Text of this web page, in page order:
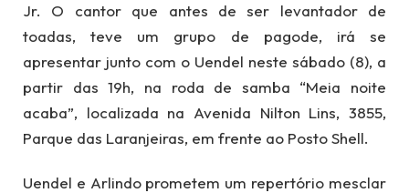
Jr. O cantor que antes de ser levantador de
toadas, teve um grupo de pagode, irá se
apresentar junto com o Uendel neste sábado (8), a
partir das 19h, na roda de samba “Meia noite
acaba”, localizada na Avenida Nilton Lins, 3855,
Parque das Laranjeiras, em frente ao Posto Shell.
Uendel e Arlindo prometem um repertório mesclar